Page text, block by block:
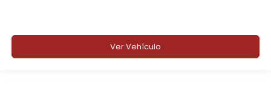
Ver Vehículo